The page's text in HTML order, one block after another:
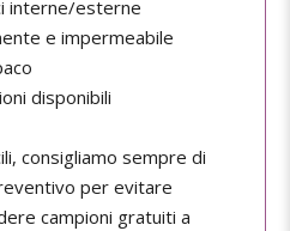
interne/esterne
e impermeabile
disponibili
consigliamo sempre di
per evitare
campioni gratuiti a